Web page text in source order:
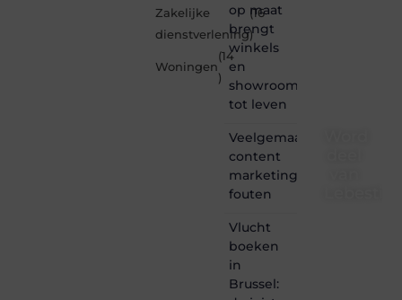
Zakelijke
dienstverlening
(16
)
Woningen
(14
)
op maat
brengt
winkels
en
showrooms
tot leven
Veelgemaakte
content
marketing
fouten
Vlucht
boeken
in
Brussel: